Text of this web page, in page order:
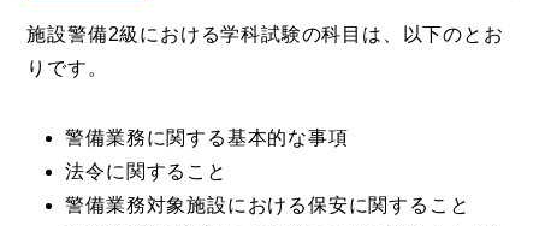
施設警備2級における学科試験の科目は、以下のとお
りです。
警備業務に関する基本的な事項
法令に関すること
警備業務対象施設における保安に関すること